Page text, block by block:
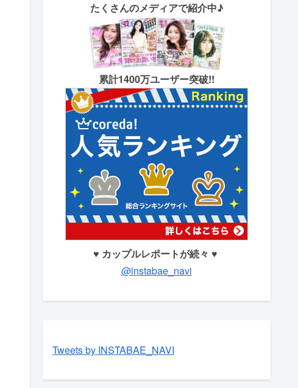
たくさんのメディアで紹介中♪
累計1400万ユーザー突破!!
♥ カップルレポートが続々 ♥
@instabae_navi
Tweets by INSTABAE_NAVI